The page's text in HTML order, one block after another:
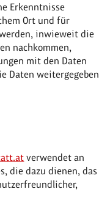
Erkenntnisse
Ort und für
inwieweit die
nachkommen,
mit den Daten
Daten weitergegeben
verwendet an
die dazu dienen, das